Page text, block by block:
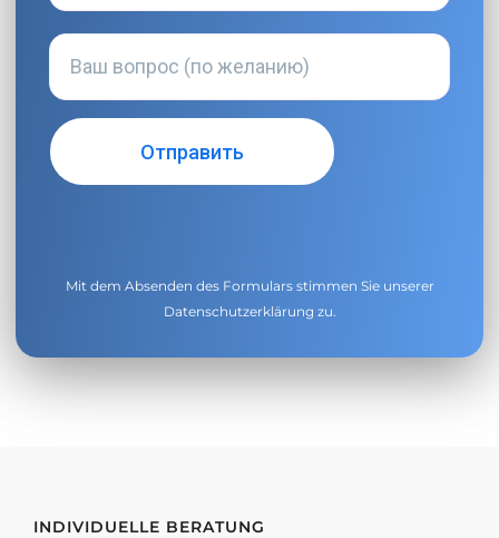
Mit dem Absenden des Formulars stimmen Sie unserer
Datenschutzerklärung zu.
INDIVIDUELLE BERATUNG